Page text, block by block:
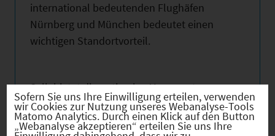
international bedeutenden Flughäfen
Nürnberg und München bedeutet einen
wichtigen Standortvorteil.
Selb bietet die optimalen Voraussetzungen
für die Ansiedlung neuer Unternehmen und
attraktive Lebensbedingungen in einer
Sofern Sie uns Ihre Einwilligung erteilen, verwenden
wir Cookies zur Nutzung unseres Webanalyse-Tools
Matomo Analytics. Durch einen Klick auf den Button
„Webanalyse akzeptieren“ erteilen Sie uns Ihre